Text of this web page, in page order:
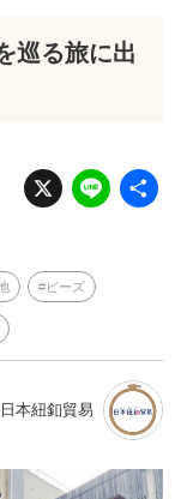
巡る旅に出
X Li
n
ビーズ
日本紐釦貿易